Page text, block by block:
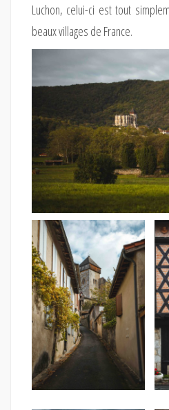
Luchon, celui-ci est tout
beaux villages de France.